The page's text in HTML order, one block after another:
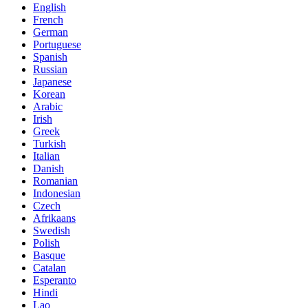
English
French
German
Portuguese
Spanish
Russian
Japanese
Korean
Arabic
Irish
Greek
Turkish
Italian
Danish
Romanian
Indonesian
Czech
Afrikaans
Swedish
Polish
Basque
Catalan
Esperanto
Hindi
Lao